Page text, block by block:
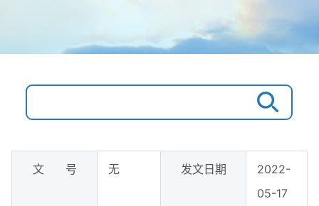
文 号 无 发文日期
2022-
05-17